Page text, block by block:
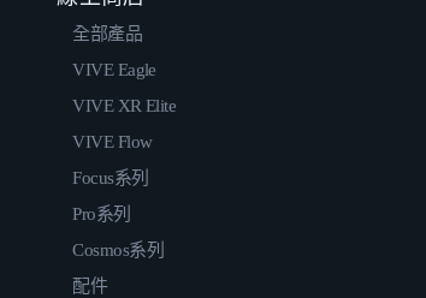
全部產品
VIVE Eagle
VIVE XR Elite
VIVE Flow
Focus系列
Pro系列
Cosmos系列
配件